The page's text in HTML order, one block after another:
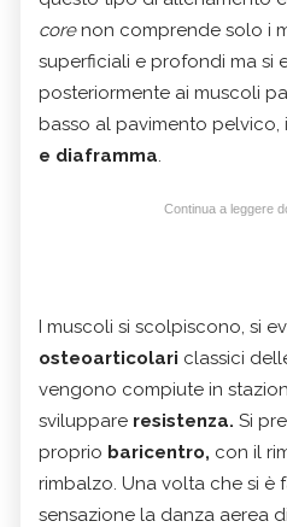
corenon comprende solo i
superficiali e profondi ma si
posteriormente ai muscoli
basso al pavimento pelvico,
e diaframma.
Continua a leggere
I muscoli si scolpiscono, si
osteoarticolari classici
vengono compiute in
sviluppare resistenza. Si
proprio baricentro, con il
rimbalzo. Una volta che si è
sensazione la danza aerea